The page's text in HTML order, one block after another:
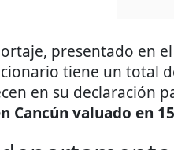
presentado en
tiene un total
en su declaración
Cancún valuado en